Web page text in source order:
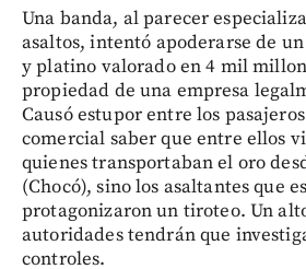
Una banda, al parecer
asaltos, intentó apoderarse de
y platino valorado en 4 mil
propiedad de una empresa
Causó estupor entre los
comercial saber que entre ellos
quienes transportaban el oro
(Chocó), sino los asaltantes que
protagonizaron un tiroteo. Un
autoridades tendrán que
controles.